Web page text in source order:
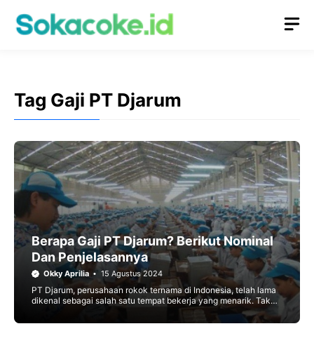
Tag Gaji PT Djarum
Berapa Gaji PT Djarum? Berikut Nominal
Dan Penjelasannya
Okky Aprilia 15 Agustus 2024
PT Djarum, perusahaan rokok ternama di Indonesia, telah lama
dikenal sebagai salah satu tempat bekerja yang menarik. Tak
hanya menawarkan produk-produk berkualitas, Djarum juga
dikenal